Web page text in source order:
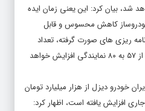
شد، بیان کرد: این یعنی زمان ایده
کاهش محسوس و قابل
ریزی های صورت گرفته، تعداد
نمایندگی های ایران خودرو دیزل از ۵۷ به ۸۰ نمایندگی افزایش خواهد
خودرو دیزل از هزار میلیارد تومان
جاری افزایش یافته است، اظهار کرد: